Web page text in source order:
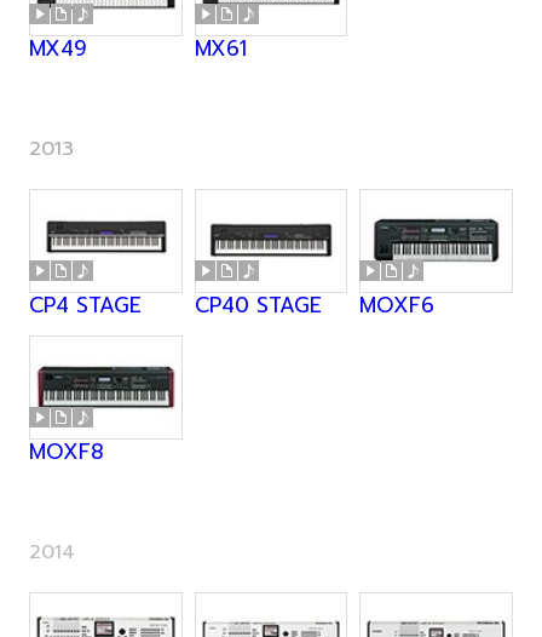
MX49 MX61
2013
CP4 STAGE CP40 STAGE MOXF6
MOXF8
2014